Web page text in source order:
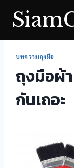
บทความถุงมือ
ถุงมือผ้
กันเถอะ